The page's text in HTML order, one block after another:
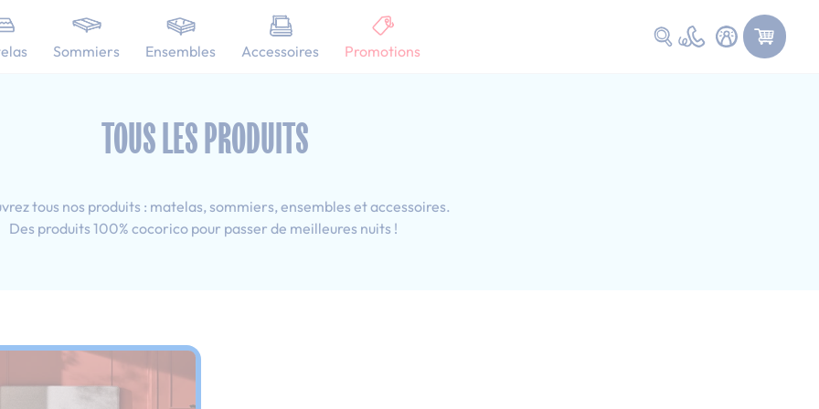
Sommiers Ensembles Accessoires Promotions
Faire une recherche
cm
TOUS LES PRODUITS
tous nos produits : matelas, sommiers, ensembles et accessoires.
Des produits 100% cocorico pour passer de meilleures nuits !